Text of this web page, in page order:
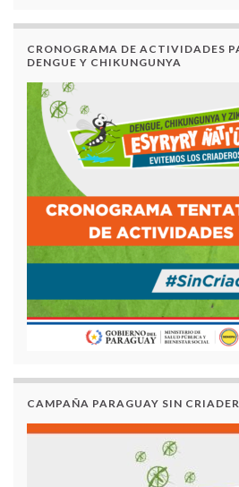
CRONOGRAMA DE ACTIVIDADES
DENGUE Y CHIKUNGUNYA
CAMPAÑA PARAGUAY SIN